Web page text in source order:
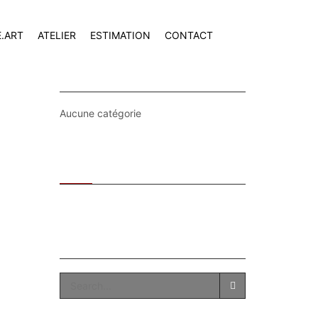
ATELIER ESTIMATION CONTACT
Aucune catégorie